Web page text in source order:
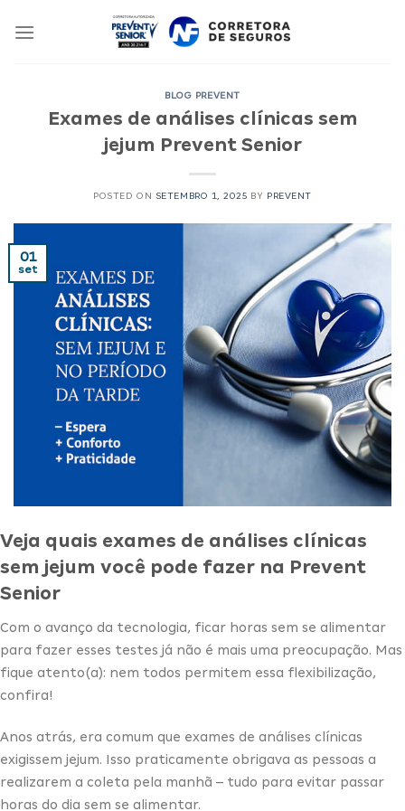
BLOG PREVENT
Exames de análises clínicas sem
jejum Prevent Senior
POSTED ON SETEMBRO 1, 2025 BY PREVENT
01
set
Veja quais exames de análises clínicas
sem jejum você pode fazer na Prevent
Senior
Com o avanço da tecnologia, ficar horas sem se alimentar
para fazer esses testes já não é mais uma preocupação. Mas
fique atento(a): nem todos permitem essa flexibilização,
confira!
Anos atrás, era comum que exames de análises clínicas
exigissem jejum. Isso praticamente obrigava as pessoas a
realizarem a coleta pela manhã – tudo para evitar passar
horas do dia sem se alimentar.